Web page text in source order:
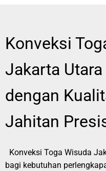
Konveksi
Jakarta
dengan
Jahitan
Konveksi Toga Wisuda
bagi kebutuhan